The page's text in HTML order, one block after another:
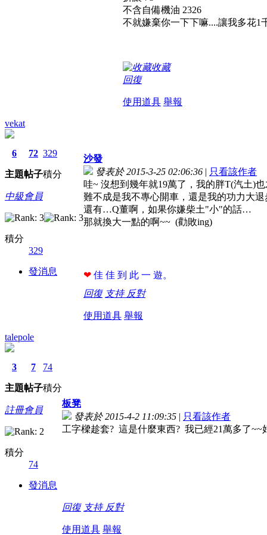
不含自備機油 2326
不就嫌棄你一下下嘛....讓我多花1
收藏
回復
使用道具 舉報
vekat
6
主題
72
帖子
329
積分
中級會員
積分
329
發消息
沙發
發表於 2015-3-25 02:06:36 | 只看該作者
哇~ 沒想到幾年就19萬了，我的胖T(汽土)也
難不成是我不專心開車，還是我的功力大退
還有…Q董啊，如果你嫌柴土"小"的話…
那就換大一點的啊~~ (勸敗ing)
❤ 佳 佳 到 此 一 遊。
回復 支持 反對
使用道具 舉報
talepole
3
主題
7
帖子
74
積分
註冊會員
積分
74
發消息
板凳
發表於 2015-4-2 11:09:35 | 只看該作者
工字樑趁套? 這是什麼東西? 我已經21萬多了~~
回復 支持 反對
使用道具 舉報